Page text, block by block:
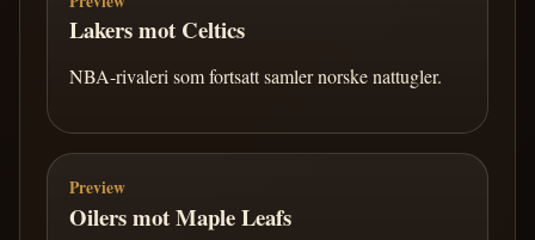
Lakers mot Celtics
NBA-rivaleri som fortsatt samler norske nattugler.
Preview
Oilers mot Maple Leafs